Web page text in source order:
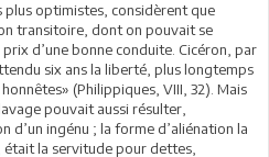
plus optimistes, considèrent que
transitoire, dont on pouvait se
d’une bonne conduite. Cicéron, par
six ans la liberté, plus longtemps
(Philippiques, VIII, 32). Mais
pouvait aussi résulter,
d’un ingénu ; la forme d’aliénation la
était la servitude pour dettes,